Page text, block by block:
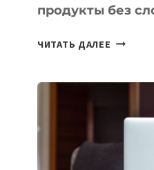
продукты без
ЧИТАТЬ ДАЛЕЕ 7